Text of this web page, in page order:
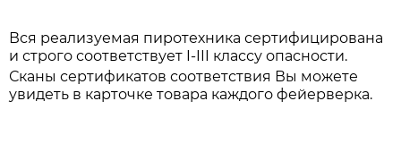
Вся реализуемая пиротехника сертифицирована
и строго соответствует I-III классу опасности.
Сканы сертификатов соответствия Вы можете
увидеть в карточке товара каждого фейерверка.